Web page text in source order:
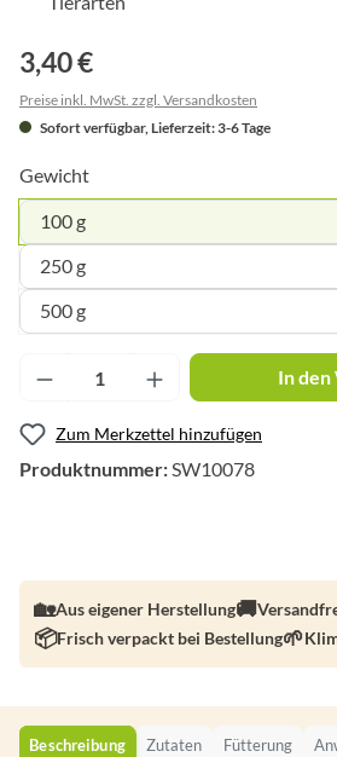
3,40 €
Preise inkl. MwSt. zzgl. Versandkosten
Sofort verfügbar, Lieferzeit: 3-6 Tage
Gewicht
100 g
250 g
500 g
Produkt Anzahl: Gib den
In
Zum Merkzettel hinzufügen
Produktnummer:SW10078
Aus eigener Herstellung
Frisch verpackt bei Bestellung
Beschreibung Zutaten Fütterung